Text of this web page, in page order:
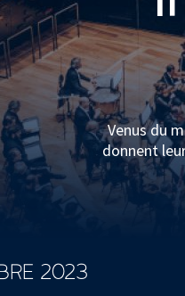
Venus du
donnent
2023